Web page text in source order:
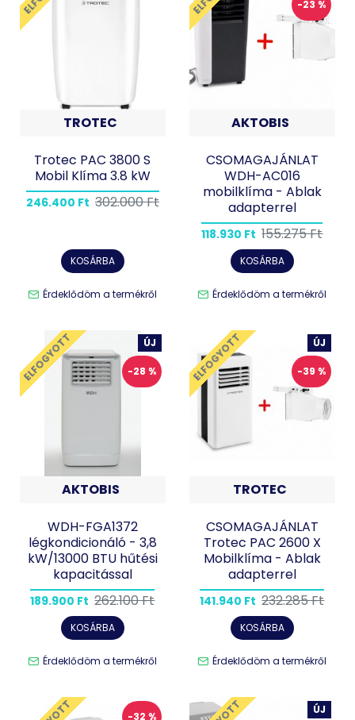
TROTEC
Trotec PAC 3800 S
Mobil Klíma 3.8 kW
246.400 Ft 302.000 Ft
KOSÁRBA
Érdeklődöm a termékről
-23 %
AKTOBIS
CSOMAGAJÁNLAT
WDH-AC016
mobilklíma - Ablak
adapterrel
118.930 Ft 155.275 Ft
KOSÁRBA
Érdeklődöm a termékről
ÚJ
-28 %
ELFOGYOTT
AKTOBIS
WDH-FGA1372
légkondicionáló - 3,8
kW/13000 BTU hűtési
kapacitással
189.900 Ft 262.100 Ft
KOSÁRBA
Érdeklődöm a termékről
ÚJ
-39 %
ELFOGYOTT
TROTEC
CSOMAGAJÁNLAT
Trotec PAC 2600 X
Mobilklíma - Ablak
adapterrel
141.940 Ft 232.285 Ft
KOSÁRBA
Érdeklődöm a termékről
-32 %
ÚJ